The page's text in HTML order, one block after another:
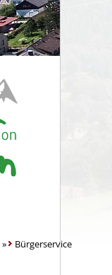
»
Bürgerservice